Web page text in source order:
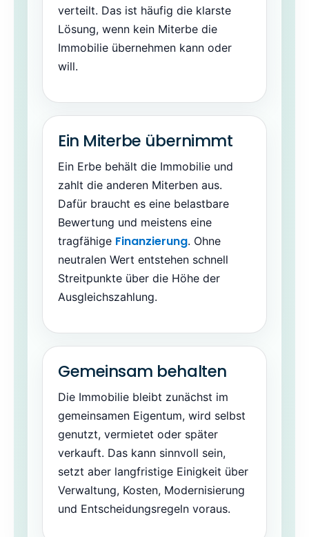
verteilt. Das ist häufig die klarste
Lösung, wenn kein Miterbe die
Immobilie übernehmen kann oder
will.
Ein Miterbe übernimmt
Ein Erbe behält die Immobilie und
zahlt die anderen Miterben aus.
Dafür braucht es eine belastbare
Bewertung und meistens eine
tragfähige Finanzierung. Ohne
neutralen Wert entstehen schnell
Streitpunkte über die Höhe der
Ausgleichszahlung.
Gemeinsam behalten
Die Immobilie bleibt zunächst im
gemeinsamen Eigentum, wird selbst
genutzt, vermietet oder später
verkauft. Das kann sinnvoll sein,
setzt aber langfristige Einigkeit über
Verwaltung, Kosten, Modernisierung
und Entscheidungsregeln voraus.